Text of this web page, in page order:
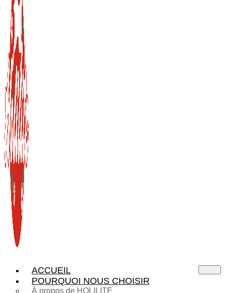
ACCUEIL
POURQUOI NOUS CHOISIR
À propos de HOLILITE